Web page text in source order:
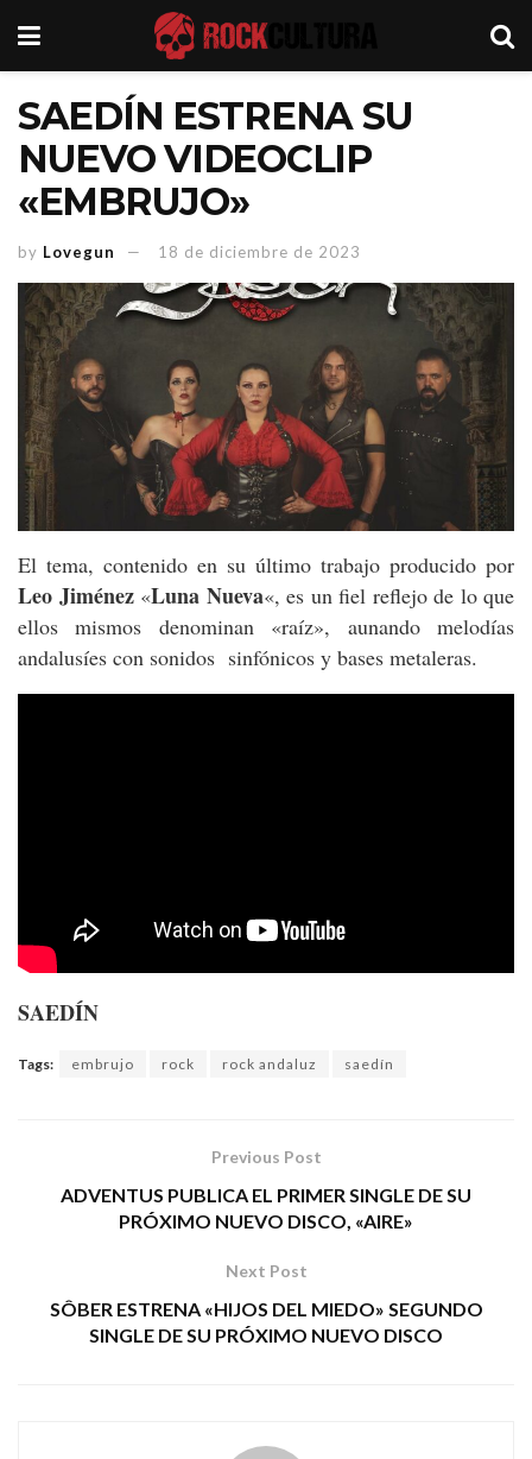
SAEDÍN ESTRENA SU
NUEVO VIDEOCLIP
«EMBRUJO»
by Lovegun 18 de diciembre de 2023
El tema, contenido en su último trabajo producido por
Leo Jiménez«Luna Nueva«, es un fiel reflejo de lo que
ellos mismos denominan «raíz», aunando melodías
andalusíes con sonidos sinfónicos y bases metaleras.
SAEDÍN
Tags: embrujo rock rock andaluz saedín
Previous Post
ADVENTUS PUBLICA EL PRIMER SINGLE DE SU
PRÓXIMO NUEVO DISCO, «AIRE»
Next Post
SÔBER ESTRENA «HIJOS DEL MIEDO» SEGUNDO
SINGLE DE SU PRÓXIMO NUEVO DISCO